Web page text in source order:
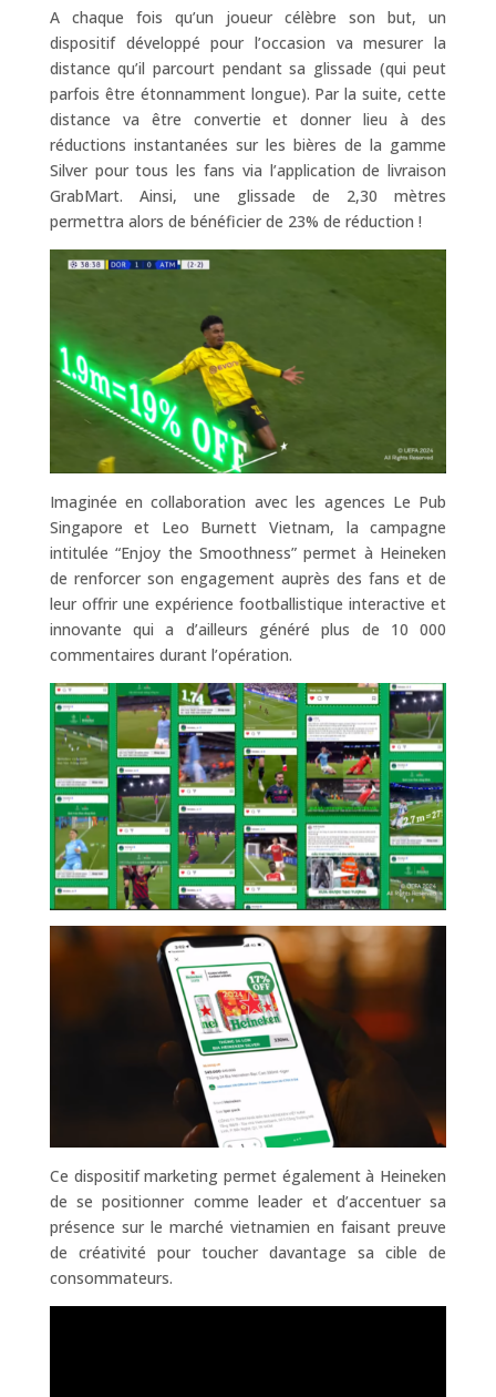
A chaque fois qu’un joueur célèbre son but, un
dispositif développé pour l’occasion va mesurer la
distance qu’il parcourt pendant sa glissade (qui peut
parfois être étonnamment longue). Par la suite, cette
distance va être convertie et donner lieu à des
réductions instantanées sur les bières de la gamme
Silver pour tous les fans via l’application de livraison
GrabMart. Ainsi, une glissade de 2,30 mètres
permettra alors de bénéficier de 23% de réduction !
Imaginée en collaboration avec les agences Le Pub
Singapore et Leo Burnett Vietnam, la campagne
intitulée “Enjoy the Smoothness” permet à Heineken
de renforcer son engagement auprès des fans et de
leur offrir une expérience footballistique interactive et
innovante qui a d’ailleurs généré plus de 10 000
commentaires durant l’opération.
Ce dispositif marketing permet également à Heineken
de se positionner comme leader et d’accentuer sa
présence sur le marché vietnamien en faisant preuve
de créativité pour toucher davantage sa cible de
consommateurs.